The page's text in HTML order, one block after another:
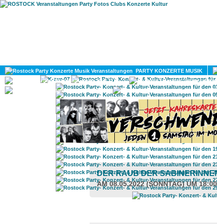
PARTY KONZERTE MUSIK
KULTUR
GAY
DER RAUB DER
AM 08.05.2022 (SONNTAG) UM